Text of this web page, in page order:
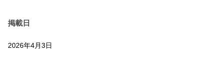
掲載日
2026年4月3日